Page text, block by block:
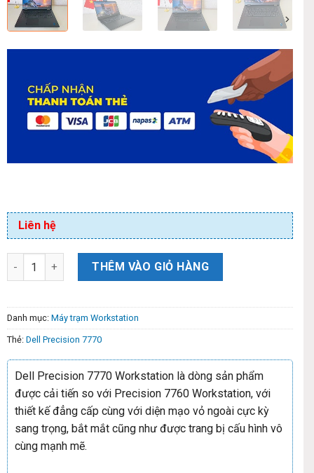
Liên hệ
THÊM VÀO GIỎ HÀNG
Danh mục: Máy trạm Workstation
Thẻ: Dell Precision 7770
Dell Precision 7770 Workstation là dòng sản phẩm
được cải tiến so với Precision 7760 Workstation, với
thiết kế đẳng cấp cùng với diện mạo vỏ ngoài cực kỳ
sang trọng, bắt mắt cũng như được trang bị cấu hình vô
cùng mạnh mẽ.